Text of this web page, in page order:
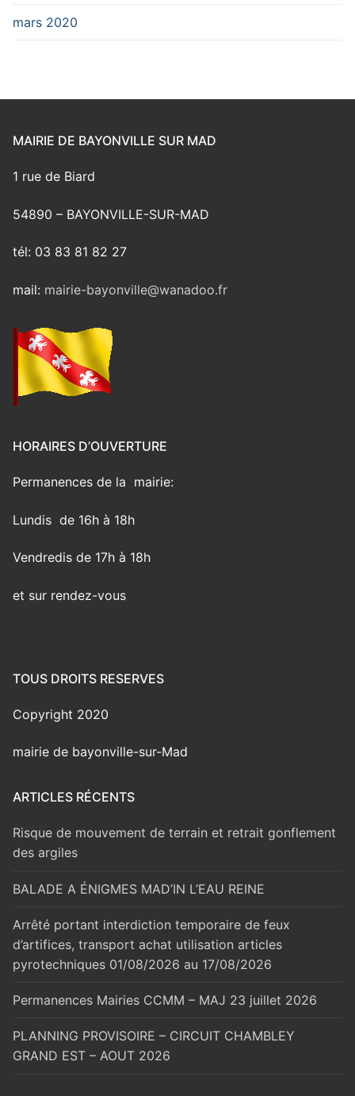
mars 2020
MAIRIE DE BAYONVILLE SUR MAD
1 rue de Biard
54890 – BAYONVILLE-SUR-MAD
tél: 03 83 81 82 27
mail: mairie-bayonville@wanadoo.fr
HORAIRES D’OUVERTURE
Permanences de la mairie:
Lundis de 16h à 18h
Vendredis de 17h à 18h
et sur rendez-vous
TOUS DROITS RESERVES
Copyright 2020
mairie de bayonville-sur-Mad
ARTICLES RÉCENTS
Risque de mouvement de terrain et retrait gonflement
des argiles
BALADE A ÉNIGMES MAD’IN L’EAU REINE
Arrêté portant interdiction temporaire de feux
d’artifices, transport achat utilisation articles
pyrotechniques 01/08/2026 au 17/08/2026
Permanences Mairies CCMM – MAJ 23 juillet 2026
PLANNING PROVISOIRE – CIRCUIT CHAMBLEY
GRAND EST – AOUT 2026